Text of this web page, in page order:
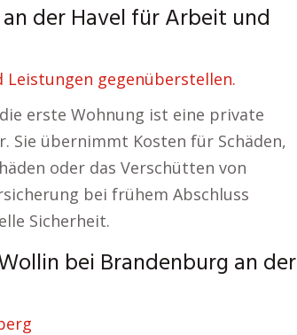
der Havel für Arbeit und
gegenüberstellen.
erste Wohnung ist eine private
übernimmt Kosten für Schäden,
oder das Verschütten von
bei frühem Abschluss
Sicherheit.
bei Brandenburg an der